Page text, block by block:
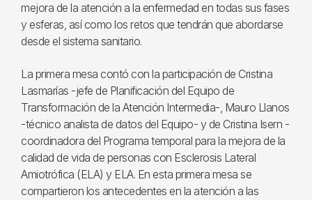
mejora de la atención a la enfermedad en todas sus fases
y esferas, así como los retos que tendrán que abordarse
desde el sistema sanitario.
La primera mesa contó con la participación de Cristina
Lasmarías -jefe de Planificación del Equipo de
Transformación de la Atención Intermedia-, Mauro Llanos
-técnico analista de datos del Equipo- y de Cristina Isern -
coordinadora del Programa temporal para la mejora de la
calidad de vida de personas con Esclerosis Lateral
Amiotrófica (ELA) y ELA. En esta primera mesa se
compartieron los antecedentes en la atención a las